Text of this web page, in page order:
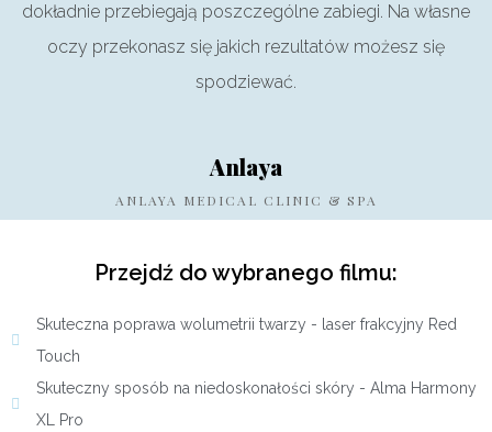
dokładnie przebiegają poszczególne zabiegi. Na własne
oczy przekonasz się jakich rezultatów możesz się
spodziewać.
Anlaya
ANLAYA MEDICAL CLINIC & SPA
Przejdź do wybranego filmu:
Skuteczna poprawa wolumetrii twarzy - laser frakcyjny Red
Touch
Skuteczny sposób na niedoskonałości skóry - Alma Harmony
XL Pro